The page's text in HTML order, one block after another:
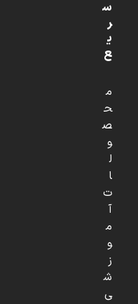
س
ر
ی
ع
م
ح
ص
و
ل
ا
ت
آ
م
و
ز
ش
ی